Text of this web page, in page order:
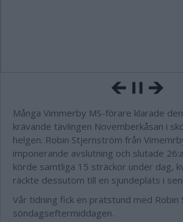
Många Vimmerby MS-förare klarade
krävande tävlingen Novemberkåsan i
helgen. Robin Stjernström från
imponerande avslutning och slutade
körde samtliga 15 sträckor under dag,
räckte dessutom till en sjundeplats i
Vår tidning fick en pratstund med
söndagseftermiddagen.